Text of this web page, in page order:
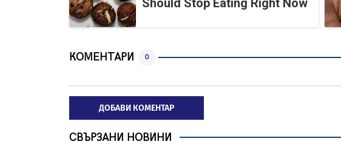
Should Stop Eating Right Now
КОМЕНТАРИ 0
ДОБАВИ КОМЕНТАР
СВЪРЗАНИ НОВИНИ